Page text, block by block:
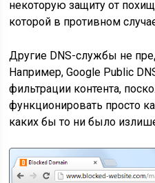
некоторую защиту от
которой в противном
Другие DNS-службы не
Например, Google Public
фильтрации контента,
функционировать просто
каких бы то ни было